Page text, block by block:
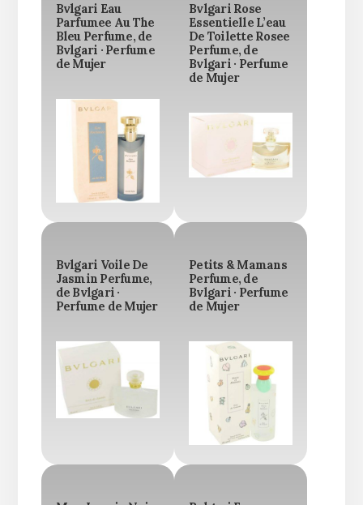
Bvlgari Eau
Parfumee Au The
Bleu Perfume, de
Bvlgari · Perfume
de Mujer
Bvlgari Rose
Essentielle L’eau
De Toilette Rosee
Perfume, de
Bvlgari · Perfume
de Mujer
Bvlgari Voile De
Jasmin Perfume,
de Bvlgari ·
Perfume de Mujer
Petits & Mamans
Perfume, de
Bvlgari · Perfume
de Mujer